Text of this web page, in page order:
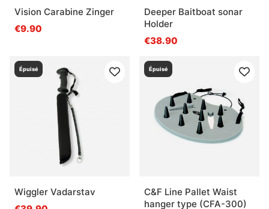
Vision Carabine Zinger
€9.90
Deeper Baitboat sonar
Holder
€38.90
Épuisé
Wiggler Vadarstav
Épuisé
C&F Line Pallet Waist
hanger type (CFA-300)